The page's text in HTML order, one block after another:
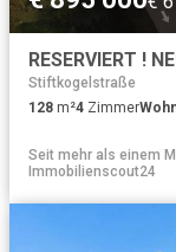
Stiftkogelstraße
128 m²4 Zimmer
Seit mehr als einem
Immobilienscout24